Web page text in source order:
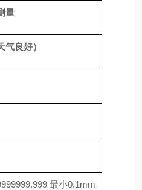
量
气良好）
最小0.1mm